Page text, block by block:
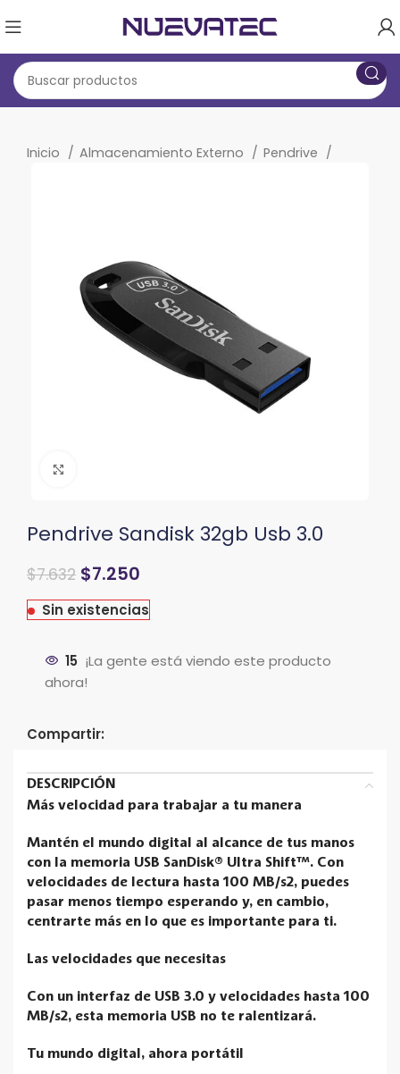
Inicio Almacenamiento Externo Pendrive
Pendrive Sandisk 32gb Usb 3.0
$7.632 $7.250
Sin existencias
15 ¡La gente está viendo este producto
ahora!
Compartir:
DESCRIPCIÓN
Más velocidad para trabajar a tu manera
Mantén el mundo digital al alcance de tus manos
con la memoria USB SanDisk® Ultra Shift™. Con
velocidades de lectura hasta 100 MB/s2, puedes
pasar menos tiempo esperando y, en cambio,
centrarte más en lo que es importante para ti.
Las velocidades que necesitas
Con un interfaz de USB 3.0 y velocidades hasta 100
MB/s2, esta memoria USB no te ralentizará.
Tu mundo digital, ahora portátil